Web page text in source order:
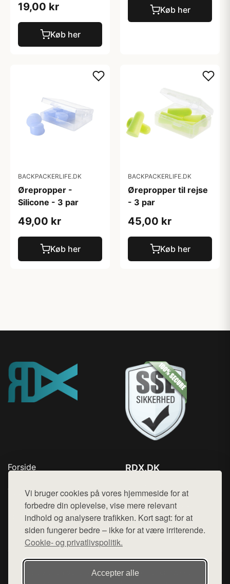
Vi bruger cookies på vores hjemmeside for at
forbedre din oplevelse, vise mere relevant
indhold og analysere trafikken. Kort sagt: for at
siden fungerer bedre – ikke for at være irriterende.
Cookie- og privatlivspolitik.
Accepter alle
19,00 kr
Køb her
Køb her
BACKPACKERLIFE.DK
Ørepropper -
Silicone - 3 par
49,00 kr
Køb her
BACKPACKERLIFE.DK
Ørepropper til rejse
- 3 par
45,00 kr
Køb her
Forside
Top Rabatter
Blog
Kontakt
RDX.DK
Mail: hej@want.dk
Cookie- og privatlivspolitik
Denne side er en del af want.dk, der udgiver en række